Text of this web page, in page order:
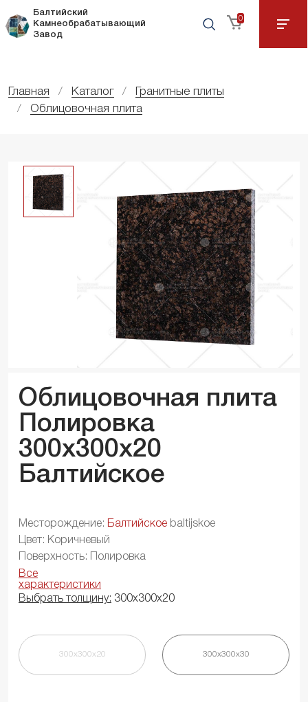
Балтийский
Камнеобрабатывающий
Завод
0
Главная Каталог
Гранитные плиты
Облицовочная плита
Облицовочная плита
Полировка
300x300x20
Балтийское
Месторождение: Балтийское baltijskoe
Цвет: Коричневый
Поверхность: Полировка
Все
характеристики
Выбрать толщину: 300х300х20
300х300х20 300х300х30